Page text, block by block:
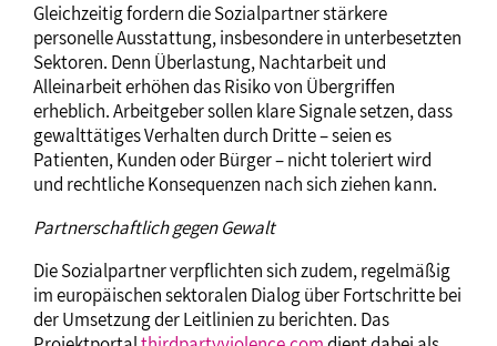
Gleichzeitig fordern die Sozialpartner stärkere
personelle Ausstattung, insbesondere in unterbesetzten
Sektoren. Denn Überlastung, Nachtarbeit und
Alleinarbeit erhöhen das Risiko von Übergriffen
erheblich. Arbeitgeber sollen klare Signale setzen, dass
gewalttätiges Verhalten durch Dritte – seien es
Patienten, Kunden oder Bürger – nicht toleriert wird
und rechtliche Konsequenzen nach sich ziehen kann.
Partnerschaftlich gegen Gewalt
Die Sozialpartner verpflichten sich zudem, regelmäßig
im europäischen sektoralen Dialog über Fortschritte bei
der Umsetzung der Leitlinien zu berichten. Das